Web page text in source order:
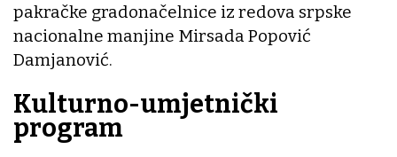
pakračke gradonačelnice iz redova srpske
nacionalne manjine Mirsada Popović
Damjanović.
Kulturno-umjetnički
program